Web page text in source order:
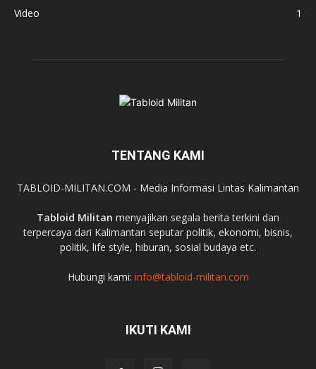
Video
1
TENTANG KAMI
TABLOID-MILITAN.COM - Media Informasi Lintas Kalimantan
Tabloid Militan menyajikan segala berita terkini dan
terpercaya dari Kalimantan seputar politik, ekonomi, bisnis,
politik, life style, hiburan, sosial budaya etc.
Hubungi kami: info@tabloid-militan.com
IKUTI KAMI